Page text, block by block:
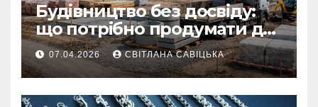
Будівництво без досвіду:
що потрібно продумати до
першої доставки на
ділянку
07.04.2026 СВІТЛАНА САВІЦЬКА